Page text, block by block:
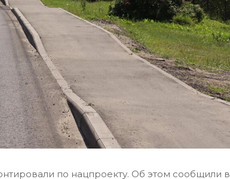
по нацпроекту. Об этом сообщили в